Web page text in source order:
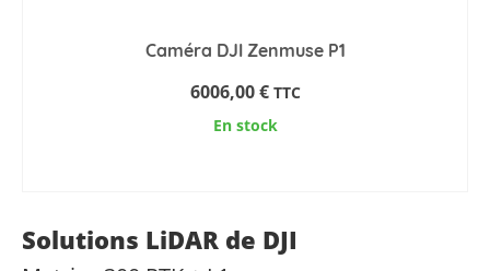
Caméra DJI Zenmuse P1
6006,00€ TTC
En stock
Solutions LiDAR de DJI